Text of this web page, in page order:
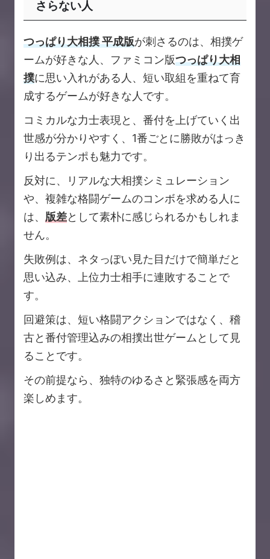
さらない人
つっぱり大相撲 平成版が刺さるのは、相撲ゲ
ームが好きな人、ファミコン版つっぱり大相
撲に思い入れがある人、短い取組を重ねて育
成するゲームが好きな人です。
コミカルな力士表現と、番付を上げていく出
世感が分かりやすく、1番ごとに勝敗がはっき
り出るテンポも魅力です。
反対に、リアルな大相撲シミュレーション
や、複雑な格闘ゲームのコンボを求める人に
は、 版差として素朴に感じられるかもしれま
せん。
失敗例は、ネタっぽい見た目だけで簡単だと
思い込み、上位力士相手に連敗することで
す。
回避策は、短い格闘アクションではなく、稽
古と番付管理込みの相撲出世ゲームとして見
ることです。
その前提なら、独特のゆるさと緊張感を両方
楽しめます。